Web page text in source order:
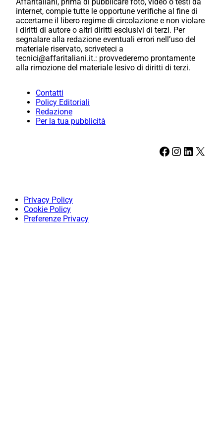
Affaritaliani, prima di pubblicare foto, video o testi da
internet, compie tutte le opportune verifiche al fine di
accertarne il libero regime di circolazione e non violare
i diritti di autore o altri diritti esclusivi di terzi. Per
segnalare alla redazione eventuali errori nell’uso del
materiale riservato, scriveteci a
tecnici@affaritaliani.it.: provvederemo prontamente
alla rimozione del materiale lesivo di diritti di terzi.
Contatti
Policy Editoriali
Redazione
Per la tua pubblicità
Facebook Instagram LinkedIn X
Privacy Policy
Cookie Policy
Preferenze Privacy